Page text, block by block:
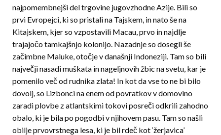
najpomembnejši del trgovine jugovzhodne Azije. Bili so
prvi Evropejci, ki so pristali na Tajskem, in nato še na
Kitajskem, kjer so vzpostavili Macau, prvo in najdlje
trajajočo tamkajšnjo kolonijo. Nazadnje so dosegli še
začimbne Maluke, otočje v današnji Indoneziji. Tam so bili
največji nasadi muškata in nageljnovih žbic na svetu, kar je
pomenilo več od rudnika zlata! In kot da vse to ne bi bilo
dovolj, so Lizbonci na enem od povratkov v domovino
zaradi plovbe z atlantskimi tokovi posreči odkrili zahodno
obalo, ki je bila po pogodbi v njihovem pasu. Tam so našli
obilje prvovrstnega lesa, ki je bil rdeč kot ‘žerjavica’